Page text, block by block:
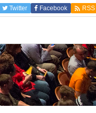
Twitter Facebook  RSS